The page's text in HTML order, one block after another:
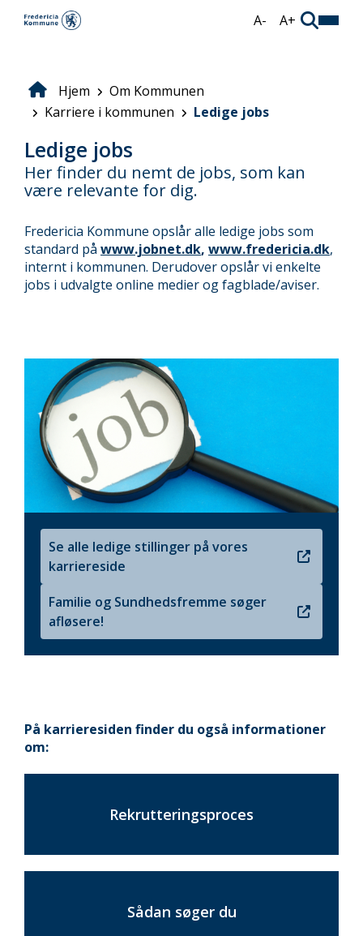
A- A+
Brødkrumme
Hjem
Om Kommunen
Karriere i kommunen
Ledige jobs
Ledige jobs
Her finder du nemt de jobs, som kan
være relevante for dig.
Fredericia Kommune opslår alle ledige jobs som
standard på www.jobnet.dk, www.fredericia.dk,
internt i kommunen. Derudover opslår vi enkelte
jobs i udvalgte online medier og fagblade/aviser.
Se alle ledige stillinger på vores
karriereside
Familie og Sundhedsfremme søger
afløsere!
På karrieresiden finder du også informationer
om:
Rekrutteringsproces
Sådan søger du